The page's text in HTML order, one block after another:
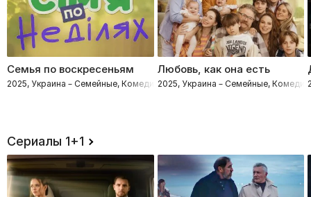
Семья по воскресеньям
2025, Украина – Семейные, Комедии
Любовь, как она есть
2025, Украина – Семейные, Комедии
Сериалы 1+1